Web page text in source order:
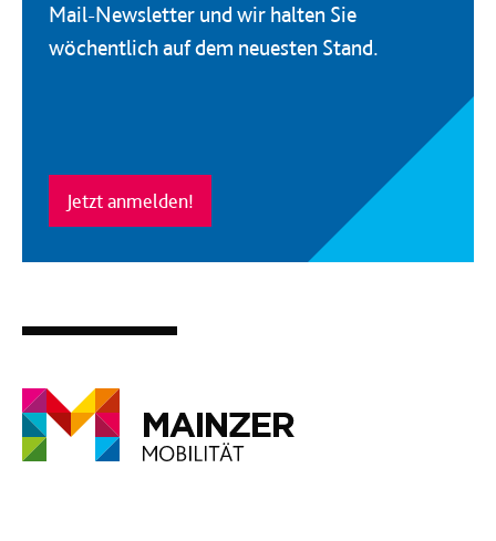
Mail-Newsletter und wir halten Sie
wöchentlich auf dem neuesten Stand.
Jetzt anmelden!